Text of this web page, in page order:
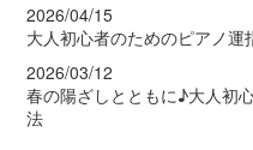
2026/04/15
大人初心者のためのピアノ
2026/03/12
春の陽ざしとともに♪大人初
法